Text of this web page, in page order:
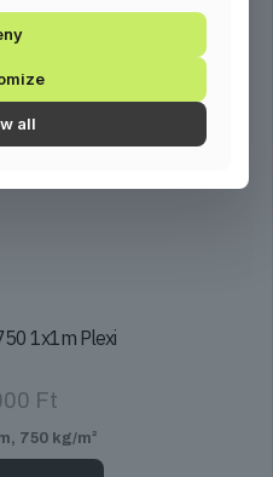
1x1m Plexi
Ft
750 kg/m²
all